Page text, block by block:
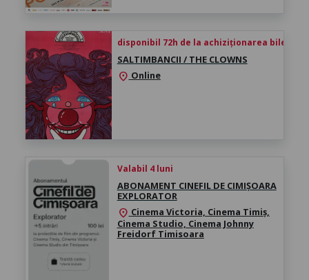
disponibil 72h de la achiziționarea biletului
SALTIMBANCII / THE CLOWNS
location_on Online
Valabil 4 luni
ABONAMENT CINEFIL DE CIMIȘOARA
EXPLORATOR
location_on Cinema Victoria, Cinema Timiș,
Cinema Studio, Cinema Johnny
Freidorf Timisoara